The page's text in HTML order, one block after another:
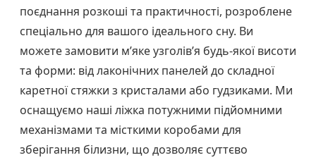
поєднання розкоші та практичності, розроблене
спеціально для вашого ідеального сну. Ви
можете замовити м’яке узголів’я будь-якої висоти
та форми: від лаконічних панелей до складної
каретної стяжки з кристалами або гудзиками. Ми
оснащуємо наші ліжка потужними підйомними
механізмами та місткими коробами для
зберігання білизни, що дозволяє суттєво